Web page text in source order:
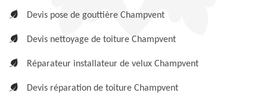
Devis pose de gouttière Champvent
Devis nettoyage de toiture Champvent
Réparateur installateur de velux Champvent
Devis réparation de toiture Champvent